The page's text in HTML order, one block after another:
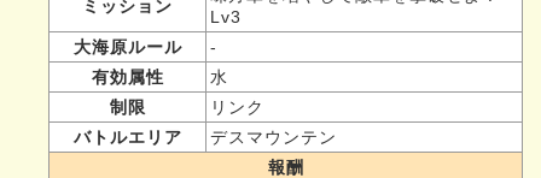
ミッション
Lv3
大海原ルール
-
有効属性
水
制限
リンク
バトルエリア
デスマウンテン
報酬